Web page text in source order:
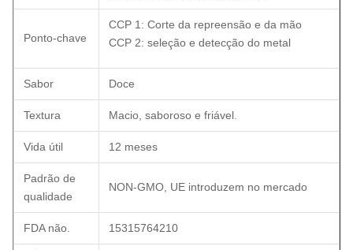
Ponto-chave
CCP 1: Corte da repreensão e da mão
CCP 2: seleção e detecção do metal
Sabor Doce
Textura Macio, saboroso e friável.
Vida útil 12 meses
Padrão de
qualidade
NON-GMO, UE introduzem no mercado
FDA não. 15315764210